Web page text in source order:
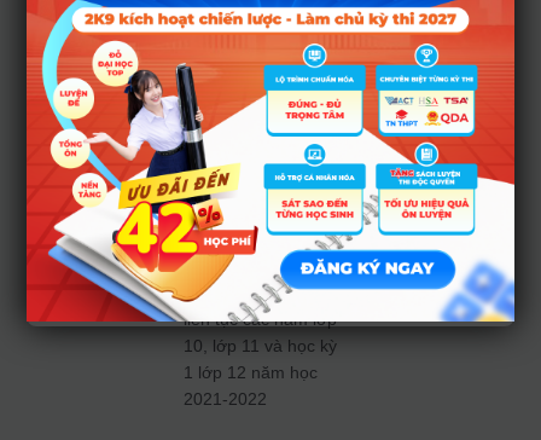
– Nhóm 4: Xét
tuyển kết quả năng
lực ngoại ngữ Thí
sinh đã tốt nghiệp
THPT thỏa mãn
điều kiện do nhà
trường đưa ra
– Nhóm 5 : Thí sinh
đã tốt nghiệp THPT
đạt Học sinh giỏi
liên tục các năm lớp
10, lớp 11 và học kỳ
1 lớp 12 năm học
2021-2022